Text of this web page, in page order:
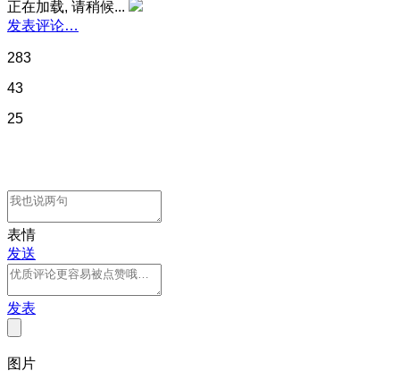
正在加载, 请稍候...
发表评论…
283
43
25
表情
发送
发表
图片